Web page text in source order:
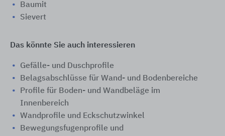
Baumit
Sievert
Das könnte Sie auch interessieren
Gefälle- und Duschprofile
Belagsabschlüsse für Wand- und Bodenbereiche
Profile für Boden- und Wandbeläge im
Innenbereich
Wandprofile und Eckschutzwinkel
Bewegungsfugenprofile und